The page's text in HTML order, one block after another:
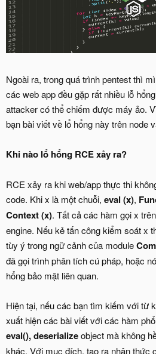
Ngoài ra, trong quá trình pentest thì
các web app đều gặp rất nhiều lỗ
attacker có thể chiếm được máy ảo.
bạn bài viết về lổ hổng này trên node
Khi nào lổ hổng RCE xảy ra?
RCE xảy ra khi web/app thực thi
code. Khi x là một chuỗi, eval (x),
Context (x). Tất cả các hàm gọi x
engine. Nếu kẻ tấn công kiểm soát x
tùy ý trong ngữ cảnh của module
đã gọi trình phân tích cú pháp, hoặc
hổng bảo mật liên quan.
Hiện tại, nếu các bạn tìm kiếm với từ
xuất hiện các bài viết với các hàm
eval(), deserializeobject mà không
khác. Với mục đích, tạo ra nhận thức